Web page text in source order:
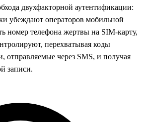
двухфакторной аутентификации:
убеждают операторов мобильной
номер телефона жертвы на SIM-карту,
перехватывая коды
отправляемые через SMS, и получая
записи.